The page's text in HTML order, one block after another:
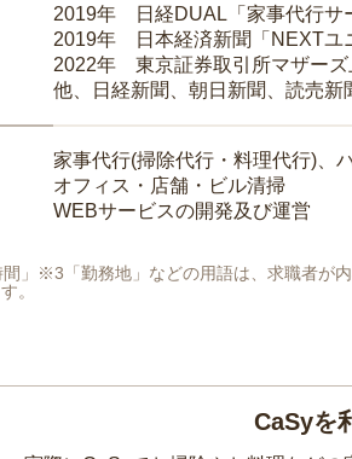
2019年 日経DUAL「家事代行サ
2019年 日本経済新聞「NEXTユ
2022年 東京証券取引所マザーズ
他、日経新聞、朝日新聞、読売
家事代行(掃除代行・料理代行)、
オフィス・店舗・ビル清掃
WEBサービスの開発及び運営
」※3「勤務地」などの用語は、求職者が
。
CaSyを